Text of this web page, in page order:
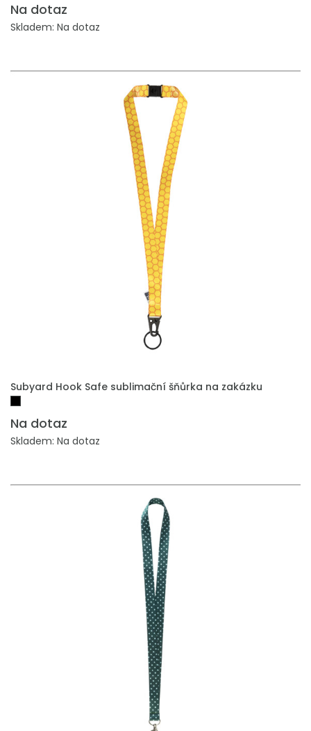
Na dotaz
Skladem: Na dotaz
PŘIDAT DO POPTÁVKY
Subyard Hook Safe sublimační šňůrka na zakázku
Na dotaz
Skladem: Na dotaz